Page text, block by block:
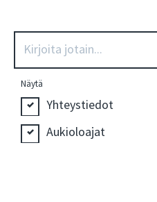
Näytä
Yhteystiedot
Aukioloajat